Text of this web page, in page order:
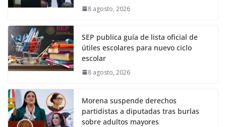
8 agosto, 2026
SEP publica guía de lista oficial de
útiles escolares para nuevo ciclo
escolar
8 agosto, 2026
Morena suspende derechos
partidistas a diputadas tras burlas
sobre adultos mayores